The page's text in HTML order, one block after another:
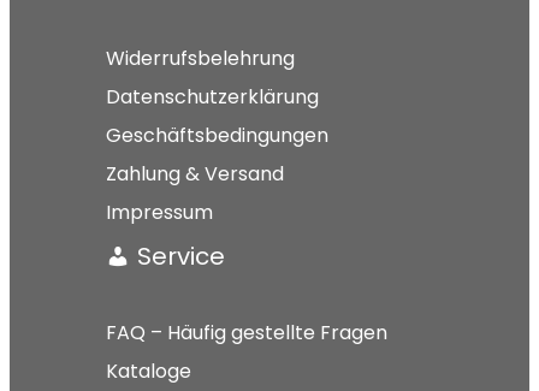
Widerrufsbelehrung
Datenschutzerklärung
Geschäftsbedingungen
Zahlung & Versand
Impressum
Service
FAQ – Häufig gestellte Fragen
Kataloge